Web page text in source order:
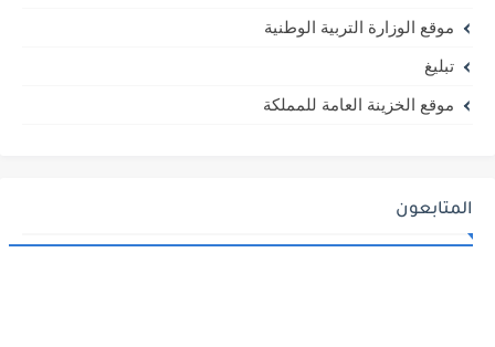
موقع الوزارة التربية الوطنية
تبليغ
موقع الخزينة العامة للمملكة
المتابعون